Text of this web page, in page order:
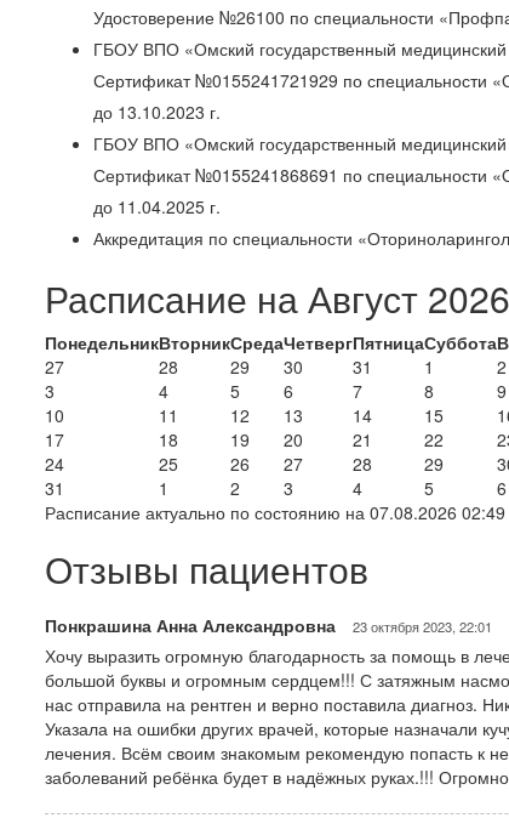
Удостоверение №26100 по специальности
ГБОУ ВПО «Омский государственный
Сертификат №0155241721929 по специальности
до 13.10.2023 г.
ГБОУ ВПО «Омский государственный
Сертификат №0155241868691 по специальности
до 11.04.2025 г.
Аккредитация по специальности
Расписание на Август 2026
ПонедельникВторникСредаЧетвергПятницаСуббота
27
28 29 30 31 1
2
3
4 5 6 7 8
9
10
11 12 13 14 15
17
18 19 20 21 22
24
25 26 27 28 29
31
1 2 3 4 5
6
Расписание актуально по состоянию на 07.08.2026 02:49
Отзывы пациентов
Понкрашина Анна Александровна 23 октября 2023, 22:01
Хочу выразить огромную благодарность за помощь в
большой буквы и огромным сердцем!!! С затяжным
нас отправила на рентген и верно поставила диагноз.
Указала на ошибки других врачей, которые назначали
лечения. Всём своим знакомым рекомендую попасть к
заболеваний ребёнка будет в надёжных руках.!!!